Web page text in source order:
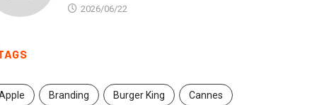
2026/06/22
Branding Burger King Cannes